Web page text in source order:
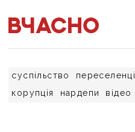
суспільство переселенці
корупція
нардепи відео